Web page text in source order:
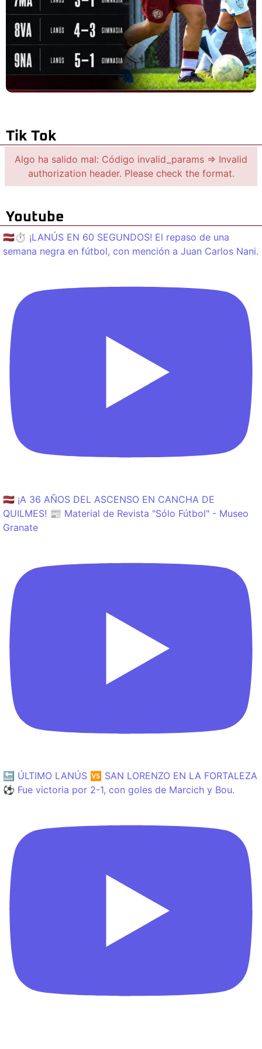
Tik Tok
Algo ha salido mal: Código invalid_params => Invalid
authorization header. Please check the format.
Youtube
🇱🇻⏱️ ¡LANÚS EN 60 SEGUNDOS! El repaso de una
semana negra en fútbol, con mención a Juan Carlos Nani.
🇱🇻 ¡A 36 AÑOS DEL ASCENSO EN CANCHA DE
QUILMES! 📰 Material de Revista "Sólo Fútbol" - Museo
Granate
🔙 ÚLTIMO LANÚS 🆚 SAN LORENZO EN LA FORTALEZA
⚽️ Fue victoria por 2-1, con goles de Marcich y Bou.